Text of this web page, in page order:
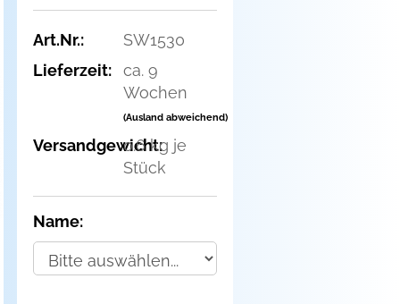
Art.Nr.:
SW1530
Lieferzeit:
ca. 9
Wochen
(Ausland abweichend)
Versandgewicht:
0.6kg je
Stück
Name: